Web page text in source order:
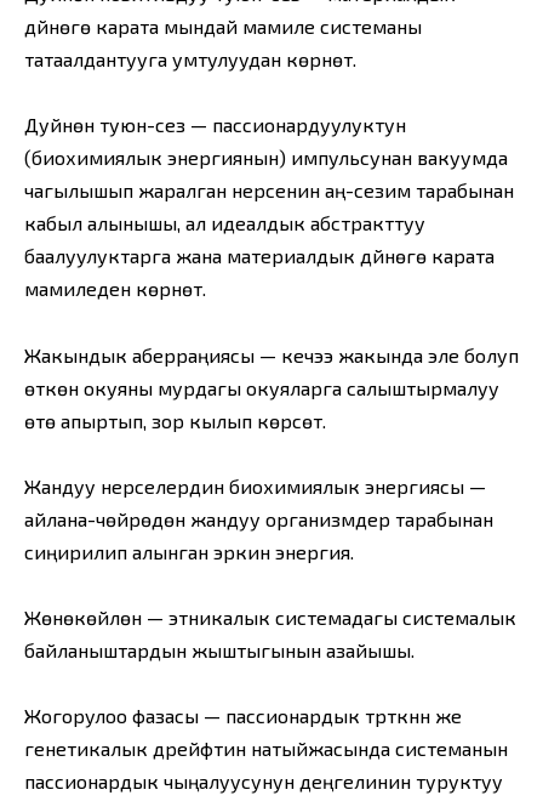
дүйнөгө карата мындай мамиле системаны
татаалдантууга умтулуудан көрүнөт.
Дуйнөнү туюн-сезүү — пассионардуулуктун
(биохимиялык энергиянын) импульсунан вакуумда
чагылышып жаралган нерсенин аң-сезим тарабынан
кабыл алынышы, ал идеалдык абстракттуу
баалуулуктарга жана материалдык дүйнөгө карата
мамиледен көрүнөт.
Жакындык аберраңиясы — кечээ жакында эле болуп
өткөн окуяны мурдагы окуяларга салыштырмалуу
өтө апыртып, зор кылып көрсөтүү.
Жандуу нерселердин биохимиялык энергиясы —
айлана-чөйрөдөн жандуу организмдер тарабынан
сиңирилип алынган эркин энергия.
Жөнөкөйлөнүү — этникалык системадагы системалык
байланыштардын жыштыгынын азайышы.
Жогорулоо фазасы — пассионардык түрткүнүн же
генетикалык дрейфтин натыйжасында системанын
пассионардык чыңалуусунун деңгелинин туруктуу